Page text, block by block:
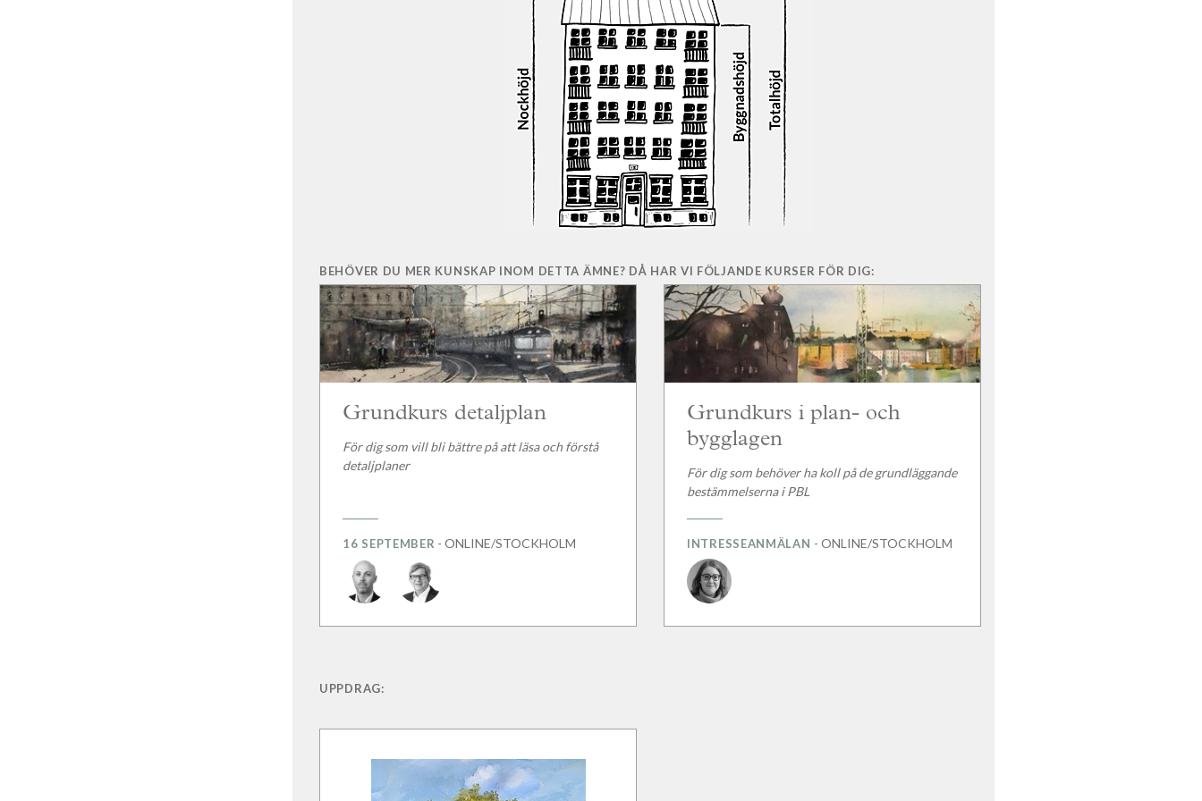
BEHÖVER DU MER KUNSKAP INOM DETTA ÄMNE? DÅ HAR VI FÖLJANDE KURSER FÖR DIG:
Grundkurs detaljplan
För dig som vill bli bättre på att läsa och förstå
detaljplaner
16 SEPTEMBER - ONLINE/STOCKHOLM
Grundkurs i plan- och
bygglagen
För dig som behöver ha koll på de grundläggande
bestämmelserna i PBL
INTRESSEANMÄLAN - ONLINE/STOCKHOLM
UPPDRAG: